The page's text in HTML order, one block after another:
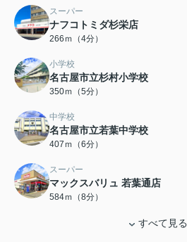
スーパー
ナフコトミダ杉栄店
266ｍ（4分）
小学校
名古屋市立杉村小学校
350ｍ（5分）
中学校
名古屋市立若葉中学校
407ｍ（6分）
スーパー
マックスバリュ 若葉通店
584ｍ（8分）
すべて見る